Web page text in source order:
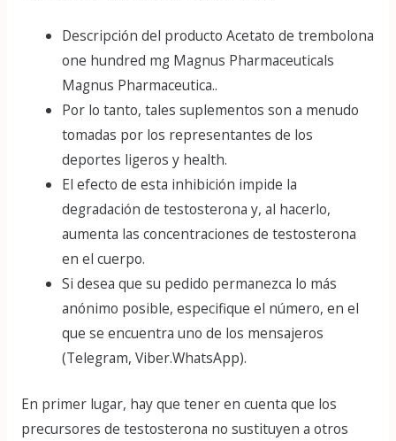
Descripción del producto Acetato de trembolona
one hundred mg Magnus Pharmaceuticals
Magnus Pharmaceutica..
Por lo tanto, tales suplementos son a menudo
tomadas por los representantes de los
deportes ligeros y health.
El efecto de esta inhibición impide la
degradación de testosterona y, al hacerlo,
aumenta las concentraciones de testosterona
en el cuerpo.
Si desea que su pedido permanezca lo más
anónimo posible, especifique el número, en el
que se encuentra uno de los mensajeros
(Telegram, Viber.WhatsApp).
En primer lugar, hay que tener en cuenta que los
precursores de testosterona no sustituyen a otros